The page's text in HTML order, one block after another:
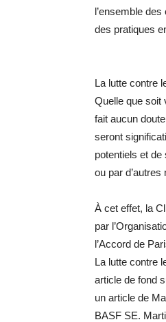
l’ensemble
des pratiques
La lutte contre
Quelle que soit
fait aucun
seront
potentiels et
ou par d’autres
À cet effet, la
par
l’Accord de
La lutte contre
article de fond
un article de
BASF SE.